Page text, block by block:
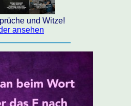
und Witze!
ansehen